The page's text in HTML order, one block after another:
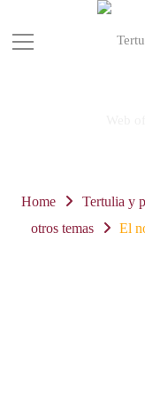
Home Tertulia y
otros temas
El